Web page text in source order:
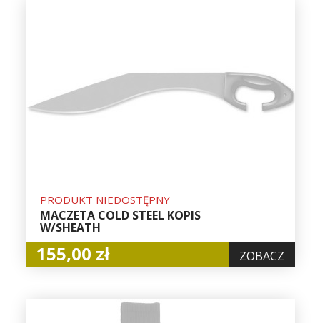
PRODUKT NIEDOSTĘPNY
MACZETA COLD STEEL KOPIS
W/SHEATH
155,00 zł ZOBACZ